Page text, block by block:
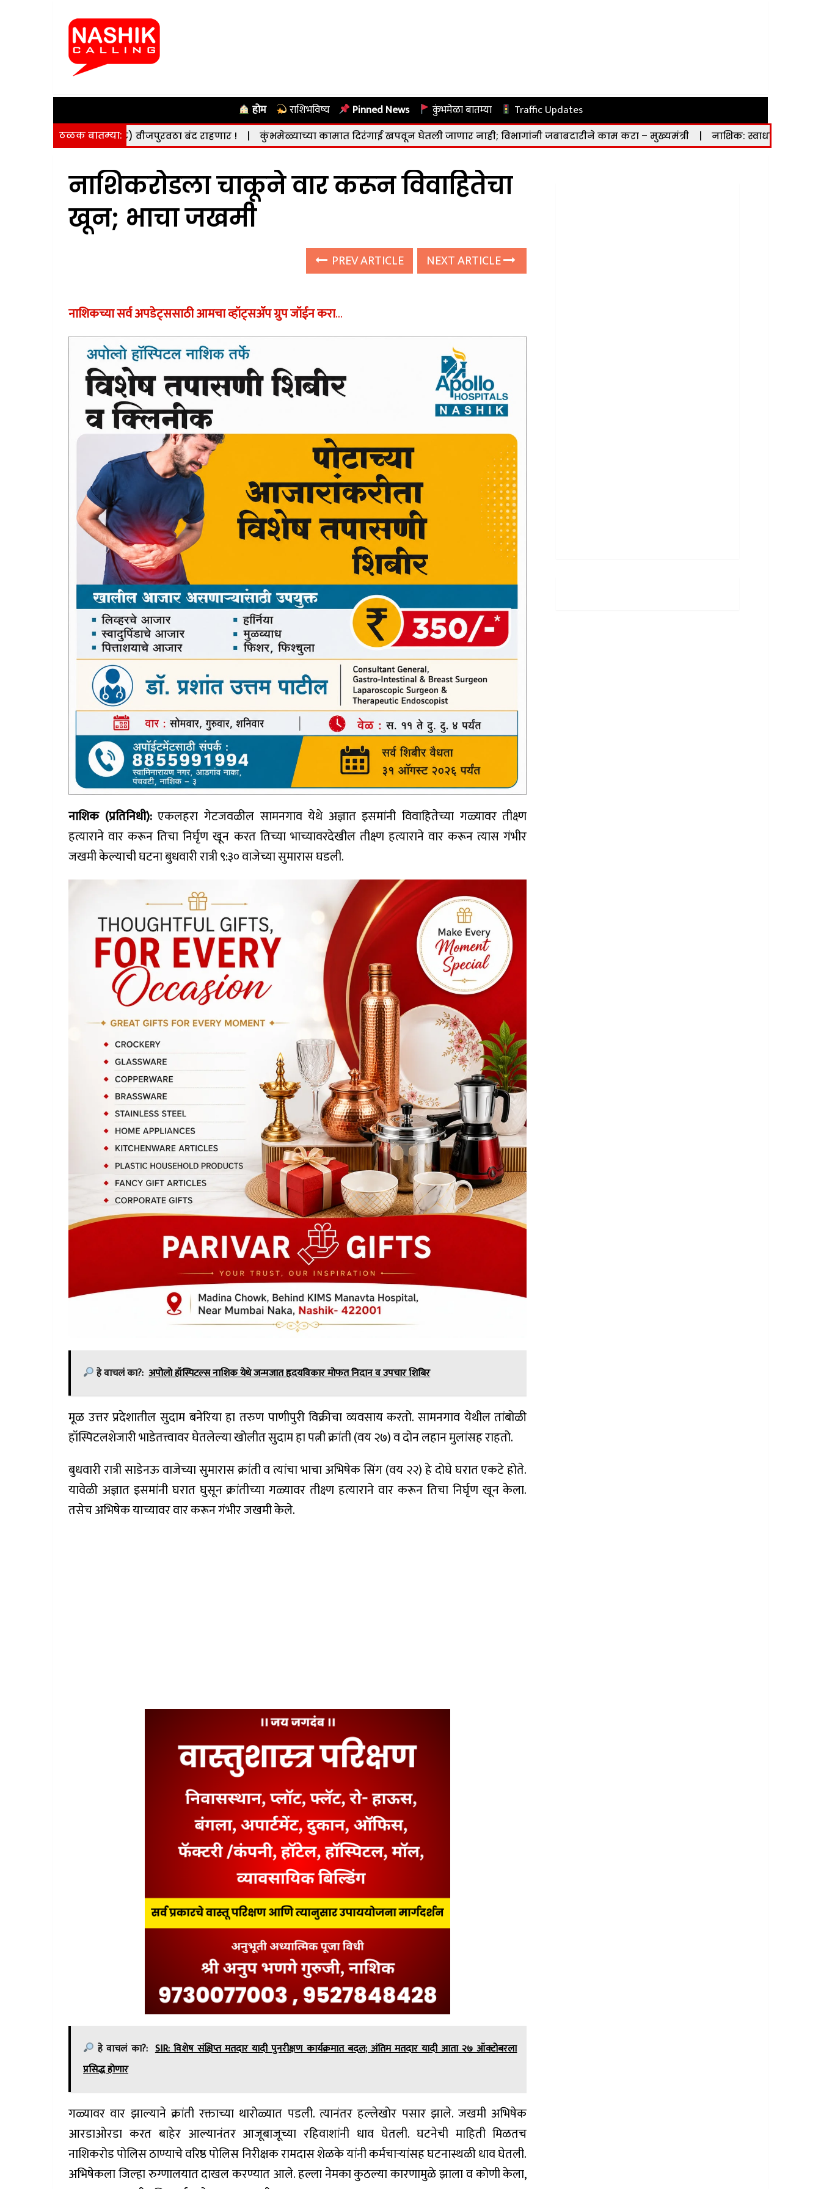
होम राशिभविष्य Pinned News कुंभमेळा बातम्या Traffic Updates
ठळक बातम्या:
(दि. 8 ऑगस्ट) वीजपुरवठा बंद राहणार ! | कुंभमेळ्याच्या कामात दिरंगाई खपवून घेतली जाणार नाही; विभागांनी जबाबदारीने काम करा – मुख्यमंत्री | नाशिक: स्वाधार योजनेच्या
नाशिकरोडला चाकूने वार करून विवाहितेचा
खून; भाचा जखमी
PREV ARTICLE NEXT ARTICLE
नाशिकच्या सर्व अपडेट्ससाठी आमचा व्हॉट्सअ‍ॅप ग्रुप जॉईन करा…
नाशिक (प्रतिनिधी):एकलहरा गेटजवळील सामनगाव येथे अज्ञात इसमांनी विवाहितेच्या गळ्यावर तीक्ष्ण
हत्याराने वार करून तिचा निर्घृण खून करत तिच्या भाच्यावरदेखील तीक्ष्ण हत्याराने वार करून त्यास गंभीर
जखमी केल्याची घटना बुधवारी रात्री ९:३० वाजेच्या सुमारास घडली.
हे वाचलं का?: अपोलो हॉस्पिटल्स नाशिक येथे जन्मजात हृदयविकार मोफत निदान व उपचार शिबिर
मूळ उत्तर प्रदेशातील सुदाम बनेरिया हा तरुण पाणीपुरी विक्रीचा व्यवसाय करतो. सामनगाव येथील तांबोळी
हॉस्पिटलशेजारी भाडेतत्त्वावर घेतलेल्या खोलीत सुदाम हा पत्नी क्रांती (वय २७) व दोन लहान मुलांसह राहतो.
बुधवारी रात्री साडेनऊ वाजेच्या सुमारास क्रांती व त्यांचा भाचा अभिषेक सिंग (वय २२) हे दोघे घरात एकटे होते.
यावेळी अज्ञात इसमांनी घरात घुसून क्रांतीच्या गळ्यावर तीक्ष्ण हत्याराने वार करून तिचा निर्घृण खून केला.
तसेच अभिषेक याच्यावर वार करून गंभीर जखमी केले.
हे वाचलं का?: SIR: विशेष संक्षिप्त मतदार यादी पुनरीक्षण कार्यक्रमात बदल; अंतिम मतदार यादी आता २७ ऑक्टोबरला
प्रसिद्ध होणार
गळ्यावर वार झाल्याने क्रांती रक्ताच्या थारोळ्यात पडली. त्यानंतर हल्लेखोर पसार झाले. जखमी अभिषेक
आरडाओरडा करत बाहेर आल्यानंतर आजूबाजूच्या रहिवाशांनी धाव घेतली. घटनेची माहिती मिळतच
नाशिकरोड पोलिस ठाण्याचे वरिष्ठ पोलिस निरीक्षक रामदास शेळके यांनी कर्मचाऱ्यांसह घटनास्थळी धाव घेतली.
अभिषेकला जिल्हा रुग्णालयात दाखल करण्यात आले. हल्ला नेमका कुठल्या कारणामुळे झाला व कोणी केला,